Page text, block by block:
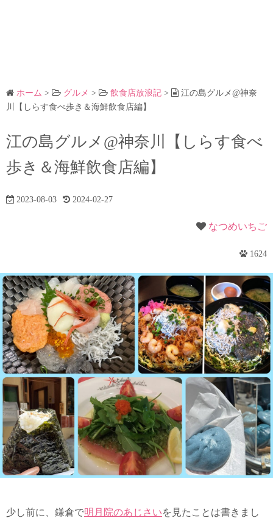
ホーム > グルメ > 飲食店放浪記 >
江の島グルメ@神奈
川【しらす食べ歩き＆海鮮飲食店編】
江の島グルメ@神奈川【しらす食べ
歩き＆海鮮飲食店編】
2023-08-03 2024-02-27
なつめいちご
1624
少し前に、鎌倉で明月院のあじさいを見たことは書きまし